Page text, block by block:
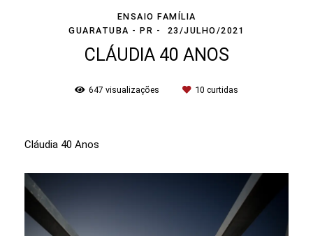
ENSAIO FAMÍLIA
GUARATUBA - PR
23/JULHO/2021
CLÁUDIA 40 ANOS
647 visualizações 10 curtidas
Cláudia 40 Anos